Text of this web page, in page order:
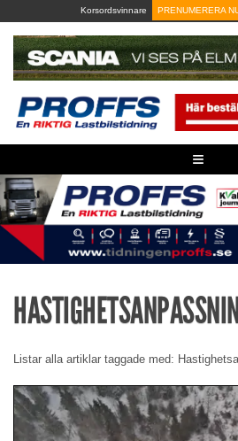
to
content
Korsordsvinnare PRENUMERERA
≡
Listar alla artiklar taggade med: